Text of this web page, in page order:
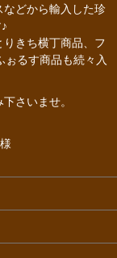
どから輸入した珍
きち横丁商品、フ
ぉるす商品も続々入
さいませ。
様